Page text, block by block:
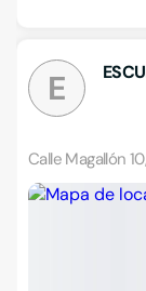
E
Calle Magallón